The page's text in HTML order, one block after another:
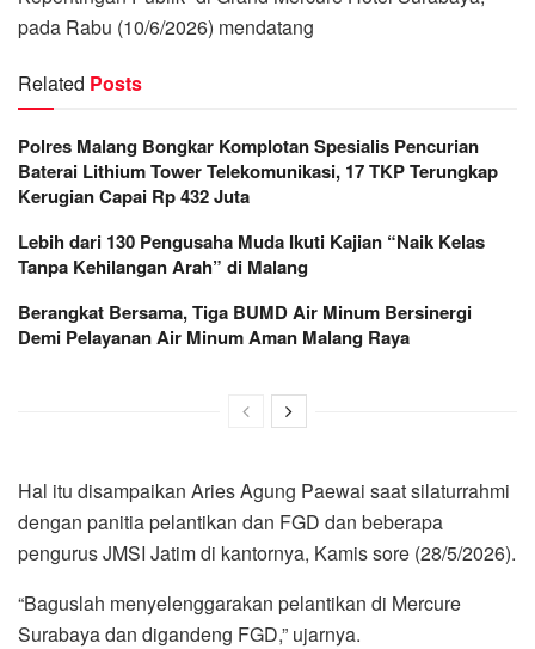
pada Rabu (10/6/2026) mendatang
Related Posts
Polres Malang Bongkar Komplotan Spesialis Pencurian
Baterai Lithium Tower Telekomunikasi, 17 TKP Terungkap
Kerugian Capai Rp 432 Juta
Lebih dari 130 Pengusaha Muda Ikuti Kajian “Naik Kelas
Tanpa Kehilangan Arah” di Malang
Berangkat Bersama, Tiga BUMD Air Minum Bersinergi
Demi Pelayanan Air Minum Aman Malang Raya
Hal itu disampaikan Aries Agung Paewai saat silaturrahmi
dengan panitia pelantikan dan FGD dan beberapa
pengurus JMSI Jatim di kantornya, Kamis sore (28/5/2026).
“Baguslah menyelenggarakan pelantikan di Mercure
Surabaya dan digandeng FGD,” ujarnya.